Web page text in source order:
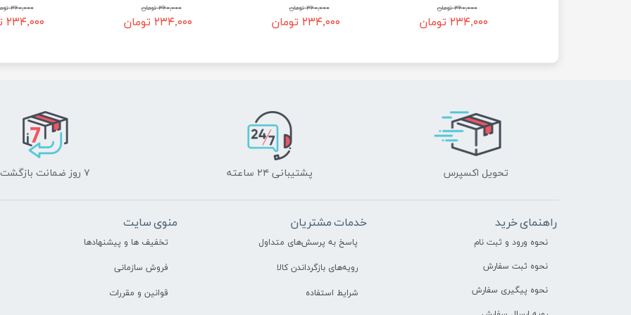
۳۶۰,۰۰۰ تومان
۲۳۴,۰۰۰ تومان
۳۶۰,۰۰۰ تومان
۲۳۴,۰۰۰ تومان
۳۶۰,۰۰۰ تومان
۲۳۴,۰۰۰ تومان
۳۶۰,۰۰۰ تومان
۲۳۴,۰۰۰ تومان
تحویل اکسپرس پشتیبانی ۲۴ ساعته ۷ روز ضمانت بازگشت
راهنمای خرید
نحوه ورود و ثبت نام
نحوه ثبت سفارش
نحوه پیگیری سفارش
خدمات مشتریان
پاسخ به پرسش‌های متداول
رویه‌های بازگرداندن کالا
شرایط استفاده
منوی سایت
تخفیف ها و پیشنهادها
فروش سازمانی
قوانین و مقررات